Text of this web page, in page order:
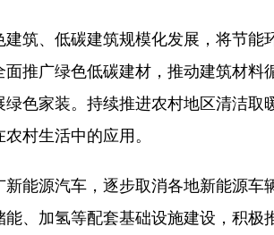
筑、低碳建筑规模化发展，将节能
推广绿色低碳建材，推动建筑材料
色家装。持续推进农村地区清洁取
村生活中的应用。
能源汽车，逐步取消各地新能源车
、加氢等配套基础设施建设，积极